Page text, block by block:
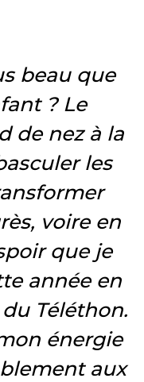
beau que
? Le
de nez à la
les
voire en
que je
année en
Téléthon.
énergie
aux